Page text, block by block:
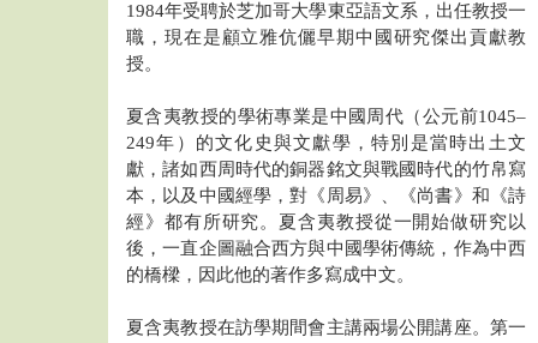
1984年受聘於芝加哥大學東亞語文系，出任教授一
職，現在是顧立雅伉儷早期中國研究傑出貢獻教
授。
夏含夷教授的學術專業是中國周代（公元前1045–
249年）的文化史與文獻學，特別是當時出土文
獻，諸如西周時代的銅器銘文與戰國時代的竹帛寫
本，以及中國經學，對《周易》、《尚書》和《詩
經》都有所研究。夏含夷教授從一開始做研究以
後，一直企圖融合西方與中國學術傳統，作為中西
的橋樑，因此他的著作多寫成中文。
夏含夷教授在訪學期間會主講兩場公開講座。第一